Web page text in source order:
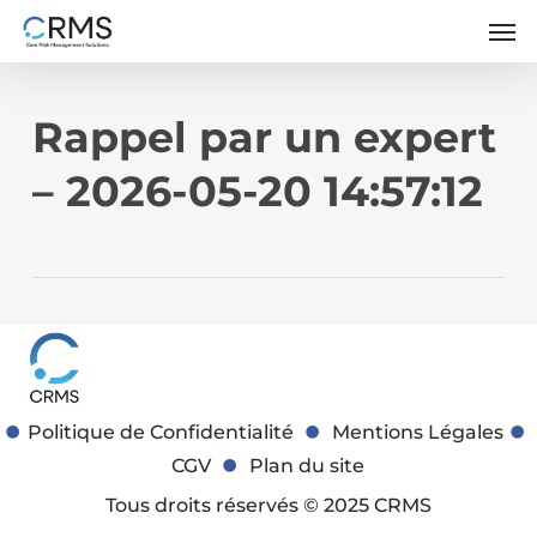
Skip
Rappel par un expert
– 2026-05-20 14:57:12
Politique de Confidentialité
Mentions Légales
CGV
Plan du site
Tous droits réservés © 2025 CRMS